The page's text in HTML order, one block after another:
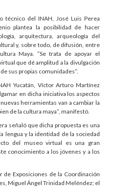
técnico del INAH, José Luis Perea
plantea la posibilidad de hacer
arquitectura, arqueología del
y, sobre todo, de difusión, entre
Maya. “Se trata de apoyar el
que dé amplitud a la divulgación
sus propias comunidades”.
Yucatán, Víctor Arturo Martínez
en dicha iniciativa los aspectos
herramientas van a cambiar la
de la cultura maya”, manifestó.
señaló que dicha propuesta es una
lengua y la identidad de la sociedad
del museo virtual es una gran
conocimiento a los jóvenes y a los
Exposiciones de la Coordinación
Miguel Ángel Trinidad Meléndez; el